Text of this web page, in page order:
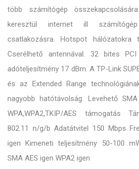
több számítógép
keresztül internet ill
csatlakozásra. Hotspot hálózatokra
Cserélhető antennával. 32 bites
adóteljesítmény 17 dBm. A TP-Link
és az Extended Range
nagyobb hatótávolság. Levehető
WPA,WPA2,TKIP/AES támogatás
802.11 n/g/b Adatátvitel 150 Mbps
igen Kimeneti teljesítmény 50-100
SMA AES igen WPA2 igen